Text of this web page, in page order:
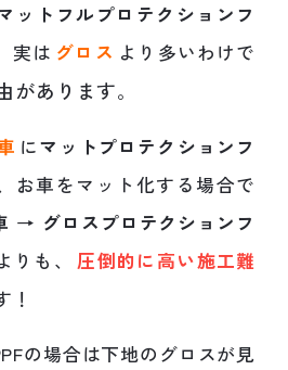
ットフルプロテクションフ
実は グロス より多いわけで
があります。
にマットプロテクションフ
お車をマット化する場合で
→ グロスプロテクションフ
りも、
圧倒的に高い施工難
！
の場合は下地のグロスが見